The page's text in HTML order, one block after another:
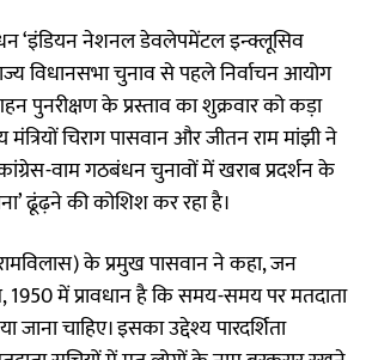
‘इंडियन नेशनल डेवलेपमेंटल इन्क्लूसिव
विधानसभा चुनाव से पहले निर्वाचन आयोग
पुनरीक्षण के प्रस्ताव का शुक्रवार को कड़ा
मंत्रियों चिराग पासवान और जीतन राम मांझी ने
वाम गठबंधन चुनावों में खराब प्रदर्शन के
ढूंढ़ने की कोशिश कर रहा है।
के प्रमुख पासवान ने कहा, जन
1950 में प्रावधान है कि समय-समय पर मतदाता
चाहिए। इसका उद्देश्य पारदर्शिता